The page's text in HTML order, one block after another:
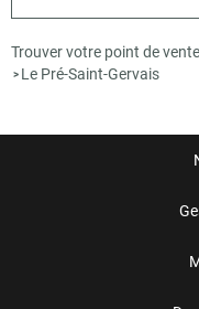
Trouver votre point de
> Le Pré-Saint-Gervais